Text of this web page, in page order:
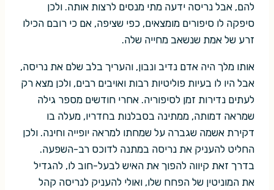
להם, אבל נריסה ידעה מתי מנסים לרצות אותה. ולכן
סיפקה לו סיפורים מומצאים, כפי שציפה, אם כי רובם הכילו
זרע של אמת שנשאב מחייה שלה.
אותו מלך היה אדם נדיב ונבון, והעריך בלב שלם את נריסה,
אבל היו לו בעיות פוליטיות רבות ואויבים רבים, ולכן מצא רק
לעתים נדירות זמן לסיפוריה. אחרי חודשים מספר גילה
שמראה דמותה, ממתינה בסבלנות בחדריו, מעלה בו
דקירת אשמה שגברה על שמחתו למראה יופייה וחינה. ולכן
החליט להעניק את נריסה במתנה לדוכס רב-השפעה.
בדרך זאת קיווה להפוך את האיש לבעל-חוב לו, להגדיל
את המוניטין של הפחח שלו, ואולי להעניק לנריסה קהל